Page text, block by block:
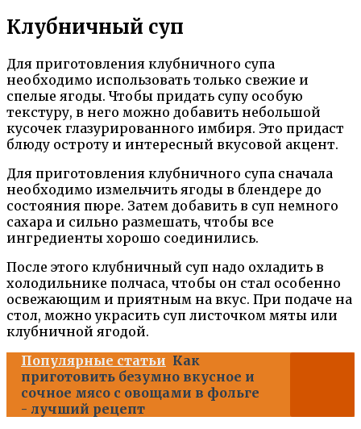
Клубничный суп
Для приготовления клубничного супа
необходимо использовать только свежие и
спелые ягоды. Чтобы придать супу особую
текстуру, в него можно добавить небольшой
кусочек глазурированного имбиря. Это придаст
блюду остроту и интересный вкусовой акцент.
Для приготовления клубничного супа сначала
необходимо измельчить ягоды в блендере до
состояния пюре. Затем добавить в суп немного
сахара и сильно размешать, чтобы все
ингредиенты хорошо соединились.
После этого клубничный суп надо охладить в
холодильнике полчаса, чтобы он стал особенно
освежающим и приятным на вкус. При подаче на
стол, можно украсить суп листочком мяты или
клубничной ягодой.
Популярные статьи Как
приготовить безумно вкусное и
сочное мясо с овощами в фольге
- лучший рецепт